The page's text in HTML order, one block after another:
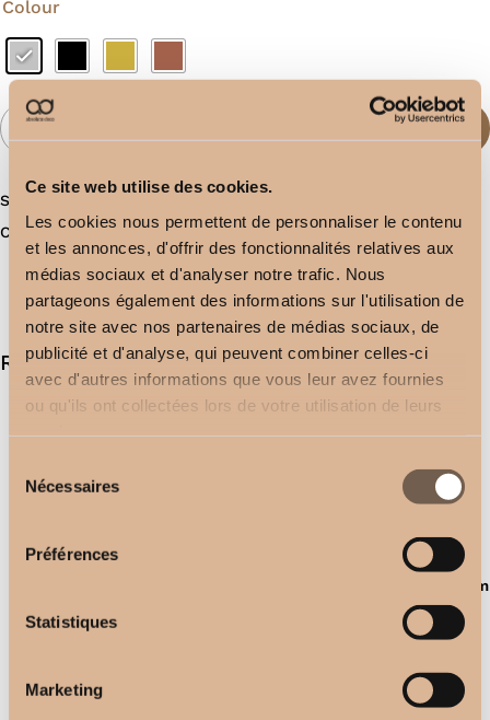
Ce site web utilise des cookies.
Les cookies nous permettent de personnaliser le contenu
et les annonces, d'offrir des fonctionnalités relatives aux
médias sociaux et d'analyser notre trafic. Nous
partageons également des informations sur l'utilisation de
notre site avec nos partenaires de médias sociaux, de
publicité et d'analyse, qui peuvent combiner celles-ci
avec d'autres informations que vous leur avez fournies
ou qu'ils ont collectées lors de votre utilisation de leurs
Nécessaires
Préférences
Statistiques
Marketing
Colour
SKU:
Category:Other
Related products
19,50
–
Linéa tubular support D.20mm
14,00€